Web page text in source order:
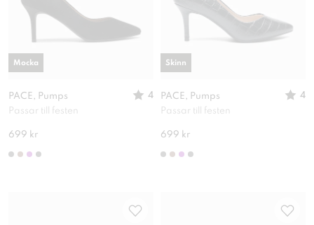
PACE, Pumps
4
Passar till festen
699 kr
Mocka
PACE, Pumps
4
Passar till festen
699 kr
Skinn